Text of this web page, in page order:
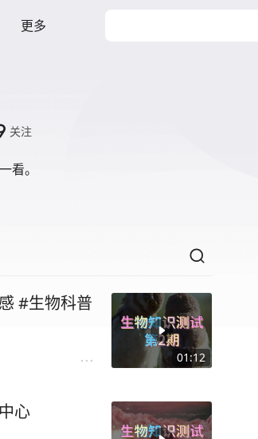
更多
关注
看。
01:12
#生物科普
心